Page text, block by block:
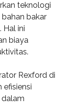
teknologi
bakar
Hal ini
biaya
Rexford di
efisiensi
dalam